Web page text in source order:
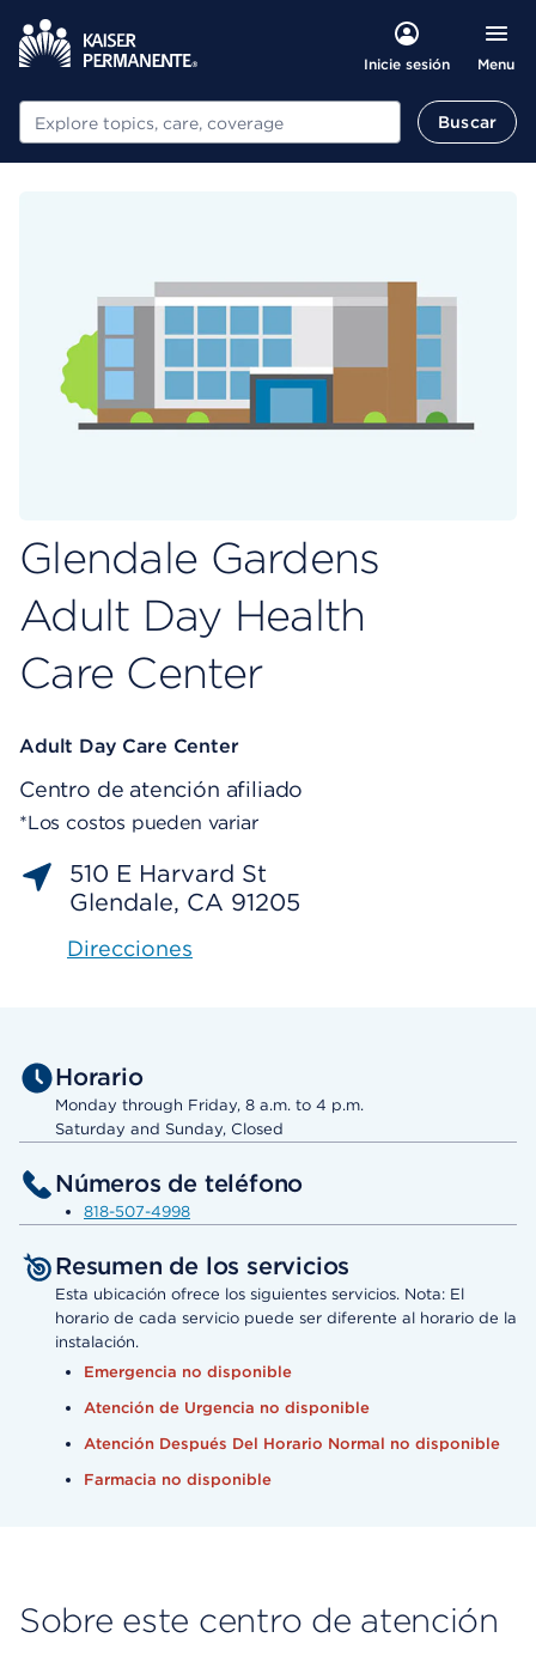
Inicie sesión Menu
Buscar Buscar
Glendale Gardens
Adult Day Health
Care Center
Adult Day Care Center
Centro de atención afiliado
*Los costos pueden variar
510 E Harvard St
Glendale, CA 91205
Direcciones
Horario
Monday through Friday, 8 a.m. to 4 p.m.
Saturday and Sunday, Closed
Números de teléfono
818-507-4998
Resumen de los servicios
Esta ubicación ofrece los siguientes servicios. Nota: El
horario de cada servicio puede ser diferente al horario de la
instalación.
Emergencia no disponible
Atención de Urgencia no disponible
Atención Después Del Horario Normal no disponible
Farmacia no disponible
Sobre este centro de atención